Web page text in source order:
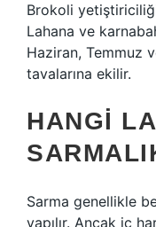
Brokoli
Lahana ve
Haziran, Temmuz
tavalarına ekilir.
HANGI
Sarma genellikle
yapılır. Ancak iç